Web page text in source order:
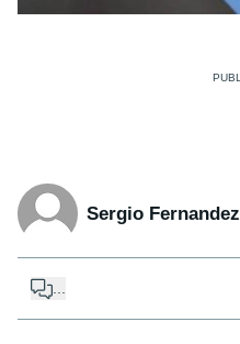
Sergio Fernandez